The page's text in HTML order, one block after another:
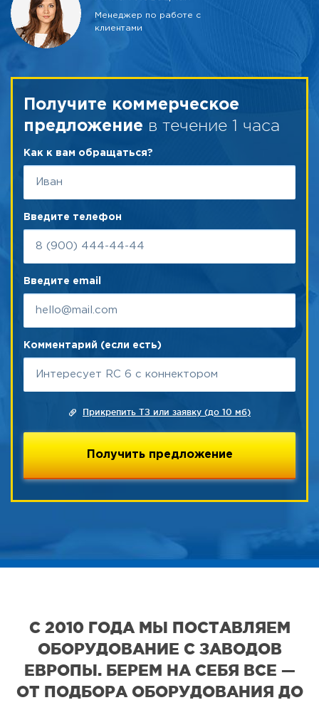
Менеджер по работе с
клиентами
Получите коммерческое
предложение в течение 1 часа
Как к вам обращаться?
Введите телефон
Введите email
Комментарий (если есть)
Прикрепить ТЗ или заявку (до 10 мб)
С 2010 ГОДА МЫ ПОСТАВЛЯЕМ
ОБОРУДОВАНИЕ С ЗАВОДОВ
ЕВРОПЫ. БЕРЕМ НА СЕБЯ ВСЕ —
ОТ ПОДБОРА ОБОРУДОВАНИЯ ДО